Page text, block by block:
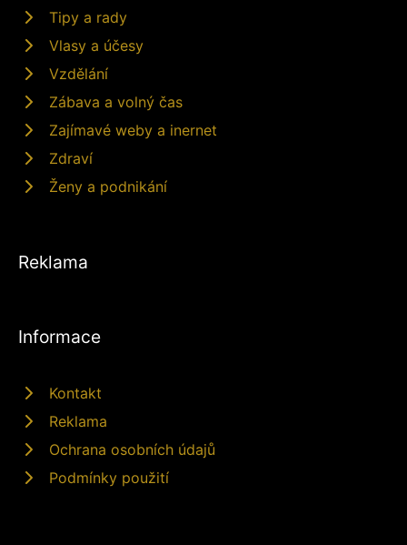
Tipy a rady
Vlasy a účesy
Vzdělání
Zábava a volný čas
Zajímavé weby a inernet
Zdraví
Ženy a podnikání
Reklama
Informace
Kontakt
Reklama
Ochrana osobních údajů
Podmínky použití